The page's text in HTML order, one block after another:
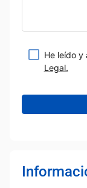
He leído y
Legal.